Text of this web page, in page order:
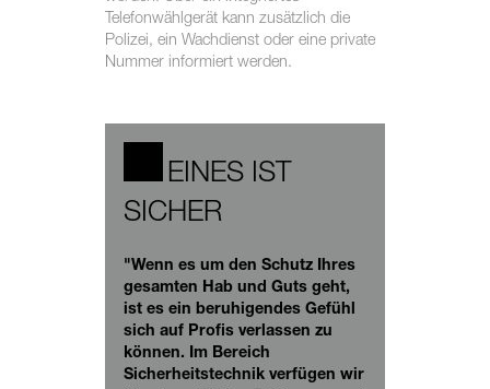
Telefonwählgerät kann zusätzlich die
Polizei, ein Wachdienst oder eine private
Nummer informiert werden.
EINES IST
SICHER
"Wenn es um den Schutz Ihres
gesamten Hab und Guts geht,
ist es ein beruhigendes Gefühl
sich auf Profis verlassen zu
können. Im Bereich
Sicherheitstechnik verfügen wir